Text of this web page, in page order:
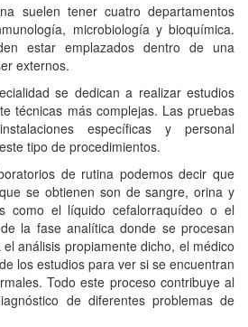
suelen tener cuatro departamentos
microbiología y bioquímica.
estar emplazados dentro de una
externos.
se dedican a realizar estudios
técnicas más complejas. Las pruebas
específicas y personal
tipo de procedimientos.
de rutina podemos decir que
se obtienen son de sangre, orina y
como el líquido cefalorraquídeo o el
la fase analítica donde se procesan
análisis propiamente dicho, el médico
los estudios para ver si se encuentran
Todo este proceso contribuye al
de diferentes problemas de